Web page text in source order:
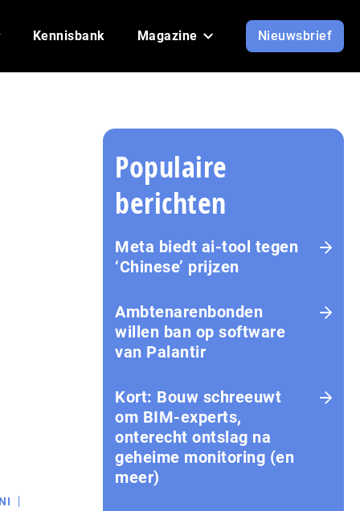
Kennisbank Magazine Nieuwsbrief
Populaire
berichten
Meta biedt ai-tool tegen
‘Chinese’ prijzen
Ambtenarenbonden
willen ban op software
van Palantir
Kort: Bouw schreeuwt
om BIM-experts,
onterecht ontslag na
geheime monitoring (en
meer)